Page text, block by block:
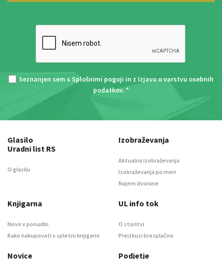
Seznanjen sem s Splošnimi pogoji in z Izjavo o varstvu osebnih
podatkov. *
Glasilo
Uradni list RS
O glasilu
Izobraževanja
Aktualna izobraževanja
Izobraževanja po meri
Najem dvorane
Knjigarna
Novo v ponudbi
Kako nakupovati v spletni knjigarni
UL info tok
O storitvi
Preizkusi brezplačno
Novice Podjetje